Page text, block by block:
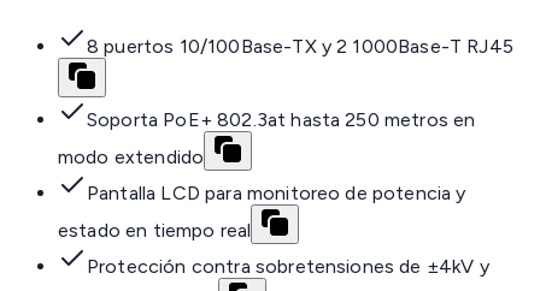
8 puertos 10/100Base-TX y 2 1000Base-T RJ45
Soporta PoE+ 802.3at hasta 250 metros en
modo extendido
Pantalla LCD para monitoreo de potencia y
estado en tiempo real
Protección contra sobretensiones de ±4kV y